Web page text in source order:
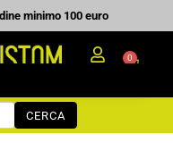
minimo 100 euro
0
CERCA